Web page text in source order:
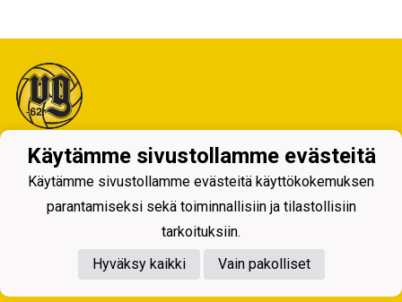
Tietosuojaseloste
Powered by
Käytämme sivustollamme evästeitä
Käytämme sivustollamme evästeitä käyttökokemuksen
parantamiseksi sekä toiminnallisiin ja tilastollisiin
tarkoituksiin.
Hyväksy kaikki
Vain pakolliset